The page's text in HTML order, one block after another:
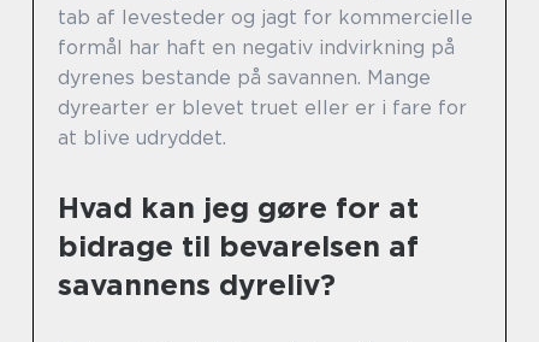
tab af levesteder og jagt for kommercielle
formål har haft en negativ indvirkning på
dyrenes bestande på savannen. Mange
dyrearter er blevet truet eller er i fare for
at blive udryddet.
Hvad kan jeg gøre for at
bidrage til bevarelsen af
savannens dyreliv?